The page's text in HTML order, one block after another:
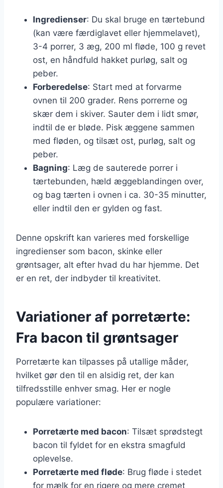
Ingredienser: Du skal bruge en tærtebund
(kan være færdiglavet eller hjemmelavet),
3-4 porrer, 3 æg, 200 ml fløde, 100 g revet
ost, en håndfuld hakket purløg, salt og
peber.
Forberedelse: Start med at forvarme
ovnen til 200 grader. Rens porrerne og
skær dem i skiver. Sauter dem i lidt smør,
indtil de er bløde. Pisk æggene sammen
med fløden, og tilsæt ost, purløg, salt og
peber.
Bagning: Læg de sauterede porrer i
tærtebunden, hæld æggeblandingen over,
og bag tærten i ovnen i ca. 30-35 minutter,
eller indtil den er gylden og fast.
Denne opskrift kan varieres med forskellige
ingredienser som bacon, skinke eller
grøntsager, alt efter hvad du har hjemme. Det
er en ret, der indbyder til kreativitet.
Variationer af porretærte:
Fra bacon til grøntsager
Porretærte kan tilpasses på utallige måder,
hvilket gør den til en alsidig ret, der kan
tilfredsstille enhver smag. Her er nogle
populære variationer:
Porretærte med bacon: Tilsæt sprødstegt
bacon til fyldet for en ekstra smagfuld
oplevelse.
Porretærte med fløde: Brug fløde i stedet
for mælk for en rigere og mere cremet